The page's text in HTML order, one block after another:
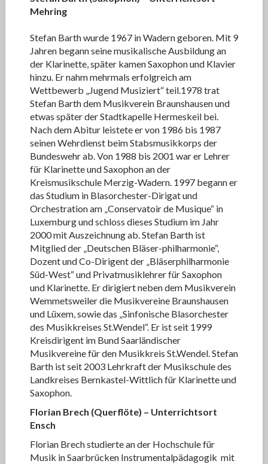
Mehring
Stefan Barth wurde 1967 in Wadern geboren. Mit 9
Jahren begann seine musikalische Ausbildung an
der Klarinette, später kamen Saxophon und Klavier
hinzu. Er nahm mehrmals erfolgreich am
Wettbewerb „Jugend Musiziert“ teil.1978 trat
Stefan Barth dem Musikverein Braunshausen und
etwas später der Stadtkapelle Hermeskeil bei.
Nach dem Abitur leistete er von 1986 bis 1987
seinen Wehrdienst beim Stabsmusikkorps der
Bundeswehr ab. Von 1988 bis 2001 war er Lehrer
für Klarinette und Saxophon an der
Kreismusikschule Merzig-Wadern. 1997 begann er
das Studium in Blasorchester-Dirigat und
Orchestration am „Conservatoir de Musique“ in
Luxemburg und schloss dieses Studium im Jahr
2000 mit Auszeichnung ab. Stefan Barth ist
Mitglied der „Deutschen Bläser-philharmonie“,
Dozent und Co-Dirigent der „Bläserphilharmonie
Süd-West“ und Privatmusiklehrer für Saxophon
und Klarinette. Er dirigiert neben dem Musikverein
Wemmetsweiler die Musikvereine Braunshausen
und Lüxem, sowie das „Sinfonische Blasorchester
des Musikkreises St.Wendel“. Er ist seit 1999
Kreisdirigent im Bund Saarländischer
Musikvereine für den Musikkreis St.Wendel. Stefan
Barth ist seit 2003 Lehrkraft der Musikschule des
Landkreises Bernkastel-Wittlich für Klarinette und
Saxophon.
Florian Brech (Querflöte) – Unterrichtsort
Ensch
Florian Brech studierte an der Hochschule für
Musik in Saarbrücken Instrumentalpädagogik mit